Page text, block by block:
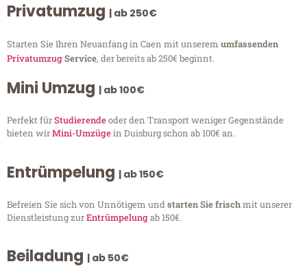
Privatumzug | ab 250€
Starten Sie Ihren Neuanfang in Caen mit unserem umfassenden
PrivatumzugService, der bereits ab 250€ beginnt.
Mini Umzug | ab 100€
Perfekt fürStudierendeoder den Transport weniger Gegenstände
bieten wirMini-Umzügein Duisburg schon ab 100€ an.
Entrümpelung | ab 150€
Befreien Sie sich von Unnötigem undstarten Sie frischmit unserer
Dienstleistung zurEntrümpelungab 150€.
Beiladung | ab 50€